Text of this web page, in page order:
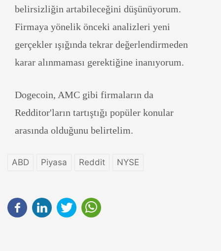
belirsizliğin artabileceğini düşünüyorum.
Firmaya yönelik önceki analizleri yeni
gerçekler ışığında tekrar değerlendirmeden
karar alınmaması gerektiğine inanıyorum.
Dogecoin, AMC gibi firmaların da
Redditor'ların tartıştığı popüler konular
arasında olduğunu belirtelim.
ABD Piyasa Reddit NYSE